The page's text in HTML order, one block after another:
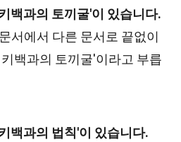
백과의 토끼굴'이 있습니다.
서에서 다른 문서로 끝없이
백과의 토끼굴'이라고 부릅
백과의 법칙'이 있습니다.